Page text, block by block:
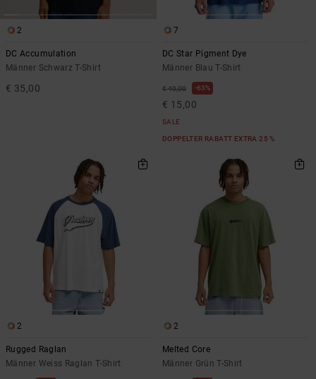
2
DC Accumulation
Männer Schwarz T-Shirt
€ 35,00
7
DC Star Pigment Dye
Männer Blau T-Shirt
€ 40,00 63%
€ 15,00
SALE
DOPPELTER RABATT EXTRA 25 %
2
Rugged Raglan
Männer Weiss Raglan T-Shirt
2
Melted Core
Männer Grün T-Shirt